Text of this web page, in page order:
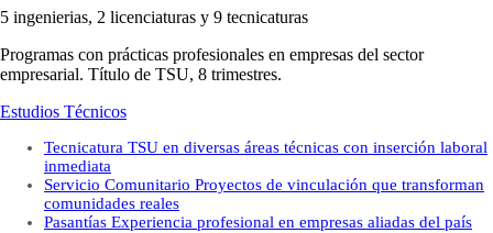
5 ingenierias, 2 licenciaturas y 9 tecnicaturas
Programas con prácticas profesionales en empresas del sector
empresarial. Título de TSU, 8 trimestres.
Estudios Técnicos
Tecnicatura TSU en diversas áreas técnicas con inserción laboral
inmediata
Servicio Comunitario Proyectos de vinculación que transforman
comunidades reales
Pasantías Experiencia profesional en empresas aliadas del país